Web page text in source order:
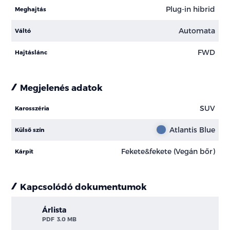
Meghajtás Plug-in hibrid
Váltó Automata
Hajtáslánc FWD
Megjelenés adatok
Karosszéria SUV
Külső szín Atlantis Blue
Kárpit Fekete&fekete (Vegán bőr)
Kapcsolódó dokumentumok
Árlista
PDF 3.0 MB